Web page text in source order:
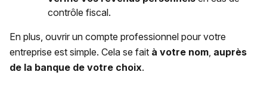
contrôle fiscal.
En plus, ouvrir un compte professionnel pour votre
entreprise est simple. Cela se fait à votre nom auprès
de la banque de votre choix.